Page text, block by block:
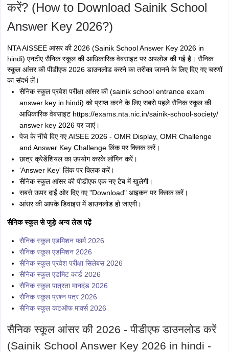
करें? (How to Download Sainik School
Answer Key 2026?)
NTA AISSEE आंसर की 2026 (Sainik School Answer Key 2026 in
hindi) एनटीए सैनिक स्कूल की आधिकारिक वेबसाइट पर अपलोड की गई है। सैनिक
स्कूल आंसर की पीडीएफ 2026 डाउनलोड करने का तरीका जानने के लिए दिए गए चरणों
का संदर्भ लें।
सैनिक स्कूल प्रवेश परीक्षा आंसर की (sainik school entrance exam
answer key in hindi) को प्राप्त करने के लिए सबसे पहले सैनिक स्कूल की
आधिकारिक वेबसाइट https://exams.nta.nic.in/sainik-school-society/
answer key 2026पर जाएं।
पेज के नीचे दिए गए AISEE 2026 - OMR Display, OMR Challenge
and Answer Key Challenge लिंक पर क्लिक करें।
छात्र क्रेडेंशियल का उपयोग करके लॉगिन करें।
'Answer Key' लिंक पर क्लिक करें।
सैनिक स्कूल आंसर की पीडीएफ एक नए टैब में खुलेगी।
सबसे ऊपर दाईं ओर दिए गए "Download" आइकन पर क्लिक करें।
आंसर की आपके डिवाइस में डाउनलोड हो जाएगी।
सैनिक स्कूल से जुड़े अन्य लेख पढ़ें
सैनिक स्कूल एडमिशन फार्म 2026
सैनिक स्कूल एडमिशन 2026
सैनिक स्कूल प्रवेश परीक्षा सिलेबस 2026
सैनिक स्कूल एडमिट कार्ड 2026
सैनिक स्कूल पात्रता मानदंड 2026
सैनिक स्कूल प्रश्न पत्र 2026
सैनिक स्कूल कटऑफ मार्क्स 2026
सैनिक स्कूल आंसर की 2026 - पीडीएफ डाउनलोड करें
(Sainik School Answer Key 2026 in hindi -